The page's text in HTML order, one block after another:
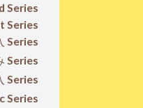
Series
Series
Series
Series
Series
Series